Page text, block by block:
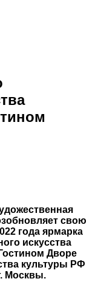
свою
года ярмарка
искусства
Дворе
культуры РФ
Москвы.